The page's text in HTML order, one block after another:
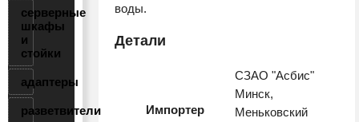
серверные
шкафы
и
стойки
адаптеры
разветвители
воды.
Детали
Импортер
СЗАО "Асбис"
Минск,
Меньковский